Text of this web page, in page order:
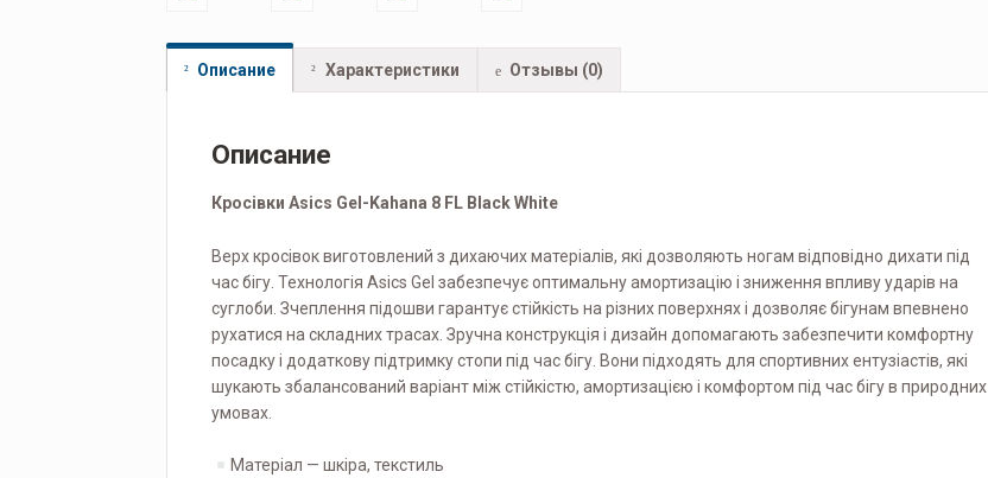
Описание Характеристики Отзывы (0)
Описание
Кросівки Asics Gel-Kahana 8 FL Black White
Верх кросівок виготовлений з дихаючих матеріалів, які дозволяють ногам відповідно дихати під
час бігу. Технологія Asics Gel забезпечує оптимальну амортизацію і зниження впливу ударів на
суглоби. Зчеплення підошви гарантує стійкість на різних поверхнях і дозволяє бігунам впевнено
рухатися на складних трасах. Зручна конструкція і дизайн допомагають забезпечити комфортну
посадку і додаткову підтримку стопи під час бігу. Вони підходять для спортивних ентузіастів, які
шукають збалансований варіант між стійкістю, амортизацією і комфортом під час бігу в природних
умовах.
Матеріал — шкіра, текстиль